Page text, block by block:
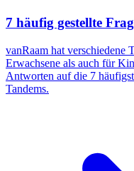
7 häufig gestellte
vanRaam hat verschiedene
Erwachsene als auch für
Antworten auf die 7
Tandems.